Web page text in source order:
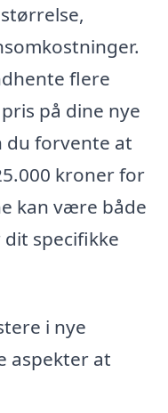
flere
på dine nye
du forvente at
kroner for
kan være både
specifikke
i nye
aspekter at